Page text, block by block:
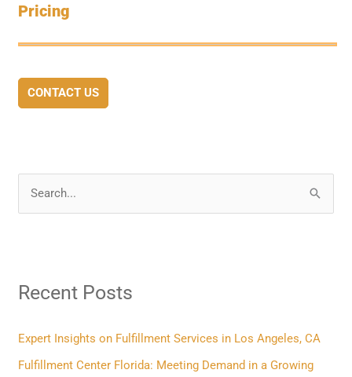
Pricing
CONTACT US
c
f
o
Recent Posts
Expert Insights on Fulfillment Services in Los Angeles, CA
Fulfillment Center Florida: Meeting Demand in a Growing